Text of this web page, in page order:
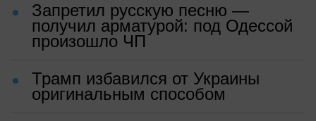
Запретил русскую песню —
получил арматурой: под Одессой
произошло ЧП
Трамп избавился от Украины
оригинальным способом